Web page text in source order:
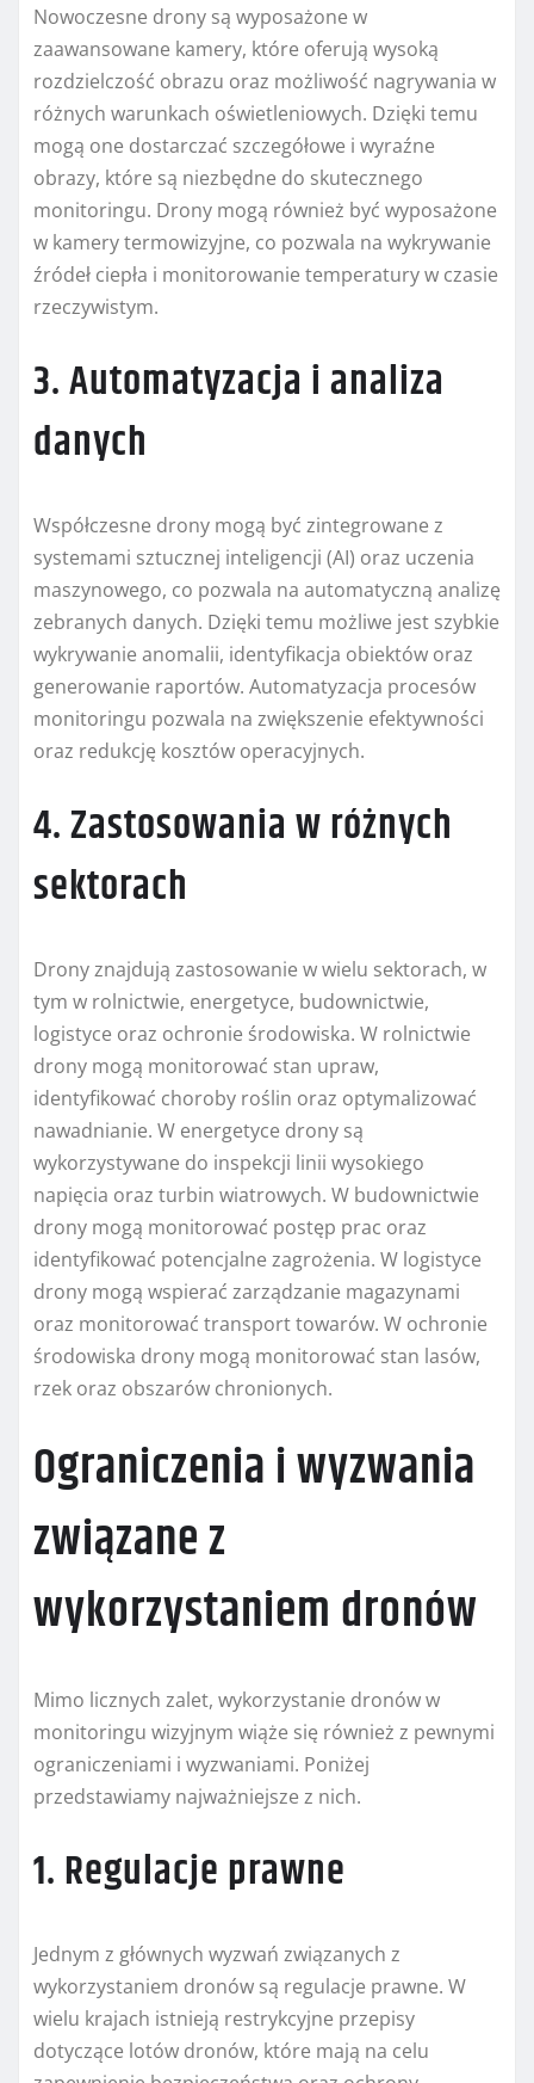
Nowoczesne drony są wyposażone w
zaawansowane kamery, które oferują wysoką
rozdzielczość obrazu oraz możliwość nagrywania w
różnych warunkach oświetleniowych. Dzięki temu
mogą one dostarczać szczegółowe i wyraźne
obrazy, które są niezbędne do skutecznego
monitoringu. Drony mogą również być wyposażone
w kamery termowizyjne, co pozwala na wykrywanie
źródeł ciepła i monitorowanie temperatury w czasie
rzeczywistym.
3. Automatyzacja i analiza
danych
Współczesne drony mogą być zintegrowane z
systemami sztucznej inteligencji (AI) oraz uczenia
maszynowego, co pozwala na automatyczną analizę
zebranych danych. Dzięki temu możliwe jest szybkie
wykrywanie anomalii, identyfikacja obiektów oraz
generowanie raportów. Automatyzacja procesów
monitoringu pozwala na zwiększenie efektywności
oraz redukcję kosztów operacyjnych.
4. Zastosowania w różnych
sektorach
Drony znajdują zastosowanie w wielu sektorach, w
tym w rolnictwie, energetyce, budownictwie,
logistyce oraz ochronie środowiska. W rolnictwie
drony mogą monitorować stan upraw,
identyfikować choroby roślin oraz optymalizować
nawadnianie. W energetyce drony są
wykorzystywane do inspekcji linii wysokiego
napięcia oraz turbin wiatrowych. W budownictwie
drony mogą monitorować postęp prac oraz
identyfikować potencjalne zagrożenia. W logistyce
drony mogą wspierać zarządzanie magazynami
oraz monitorować transport towarów. W ochronie
środowiska drony mogą monitorować stan lasów,
rzek oraz obszarów chronionych.
Ograniczenia i wyzwania
związane z
wykorzystaniem dronów
Mimo licznych zalet, wykorzystanie dronów w
monitoringu wizyjnym wiąże się również z pewnymi
ograniczeniami i wyzwaniami. Poniżej
przedstawiamy najważniejsze z nich.
1. Regulacje prawne
Jednym z głównych wyzwań związanych z
wykorzystaniem dronów są regulacje prawne. W
wielu krajach istnieją restrykcyjne przepisy
dotyczące lotów dronów, które mają na celu